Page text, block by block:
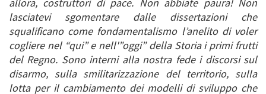
lasciatevi sgomentare dalle dissertazioni che
squalificano come fondamentalismo l’anelito di voler
cogliere nel “qui” e nell'”oggi” della Storia i primi frutti
del Regno. Sono interni alla nostra fede i discorsi sul
disarmo, sulla smilitarizzazione del territorio, sulla
lotta per il cambiamento dei modelli di sviluppo che